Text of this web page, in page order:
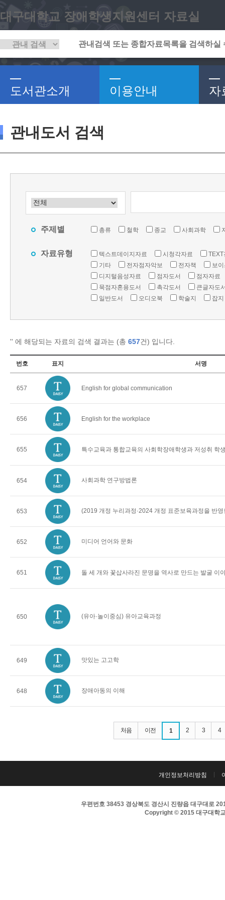
대구대학교 장애학생지원센터 자료실
도서관소개 이용안내 자
관내도서 검색
주제별 총류 철학 종교 사회과학
자료유형 텍스트데이지자료 시청각자료
TEXT
기타
전자점자악보 전자책
보
디지털음성자료
점자도서
점자자료
묵점자혼용도서
촉각도서
큰글자도
일반도서
오디오북 학술지 잡지
'' 에 해당되는 자료의 검색 결과는 (총 657건) 입니다.
번호 표지 서명
657 English for global communication
656 English for the workplace
655 특수교육과 통합교육의 사회학장애학생과 저성취 학
654 사회과학 연구방법론
653 (2019 개정 누리과정·2024 개정 표준보육과정을 반
652 미디어 언어와 문화
651 돌 세 개와 꽃삽사라진 문명을 역사로 만드는 발굴 이
650 (유아·놀이중심) 유아교육과정
649 맛있는 고고학
648 장애아동의 이해
처음 이전 1 2 3 4
개인정보처리방침
우편번호 38453 경상북도 경산시 진량읍 대구대로
Copyright © 2015 대구대학